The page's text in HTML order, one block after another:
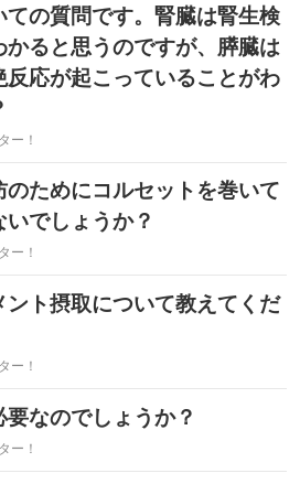
ての質問です。腎臓は腎生検
ると思うのですが、膵臓は
反応が起こっていることがわ
ー！
ためにコルセットを巻いて
でしょうか？
ー！
ト摂取について教えてくだ
ー！
なのでしょうか？
ー！